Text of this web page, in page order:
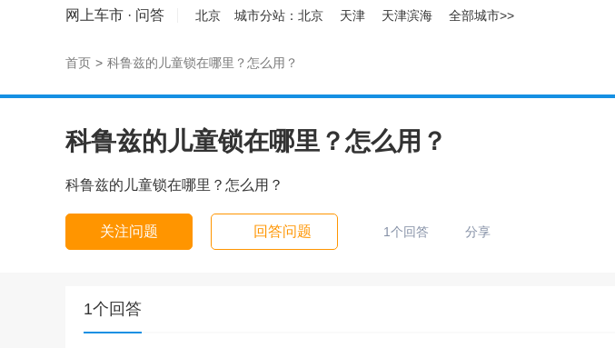
网上车市 · 问答 北京 城市分站： 北京 天津 天津滨海 全部城市>>
首页 > 科鲁兹的儿童锁在哪里？怎么用？
科鲁兹的儿童锁在哪里？怎么用？
科鲁兹的儿童锁在哪里？怎么用？
关注问题 回答问题 1个回答 分享
1个回答